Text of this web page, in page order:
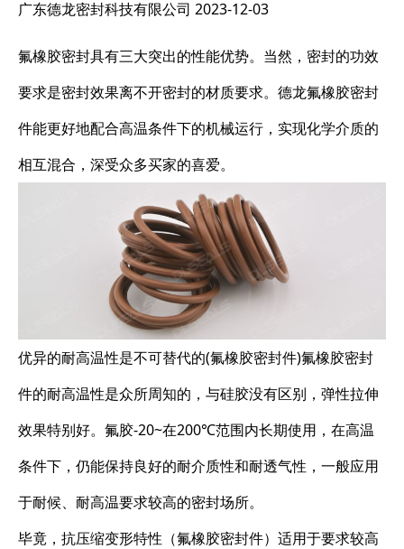
广东德龙密封科技有限公司 2023-12-03
氟橡胶密封具有三大突出的性能优势。当然，密封的功效
要求是密封效果离不开密封的材质要求。德龙氟橡胶密封
件能更好地配合高温条件下的机械运行，实现化学介质的
相互混合，深受众多买家的喜爱。
优异的耐高温性是不可替代的(氟橡胶密封件)氟橡胶密封
件的耐高温性是众所周知的，与硅胶没有区别，弹性拉伸
效果特别好。氟胶-20~在200℃范围内长期使用，在高温
条件下，仍能保持良好的耐介质性和耐透气性，一般应用
于耐候、耐高温要求较高的密封场所。
毕竟，抗压缩变形特性（氟橡胶密封件）适用于要求较高